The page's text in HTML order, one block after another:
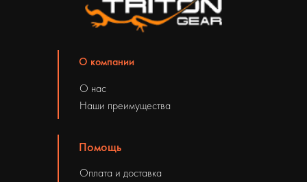
О компании
О нас
Наши преимущества
Помощь
Оплата и доставка